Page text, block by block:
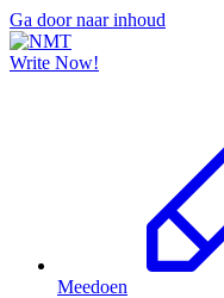
Ga door naar inhoud
Write Now!
Meedoen